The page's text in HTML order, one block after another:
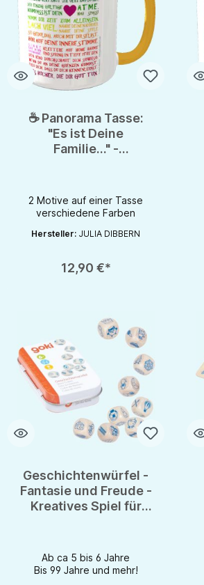
Wert ein oder benutze die Schaltflächen um
☕ Panorama Tasse:
"Es ist Deine
Familie..." -
Dibbern
2 Motive auf einer Tasse
verschiedene Farben
Hersteller: JULIA DIBBERN
12,90 €*
Produkt Anzahl: Gib den gewünschten
Geschichtenwürfel -
Fantasie und Freude -
Kreatives Spiel für
Ab ca 5 bis 6 Jahre
Bis 99 Jahre und mehr!